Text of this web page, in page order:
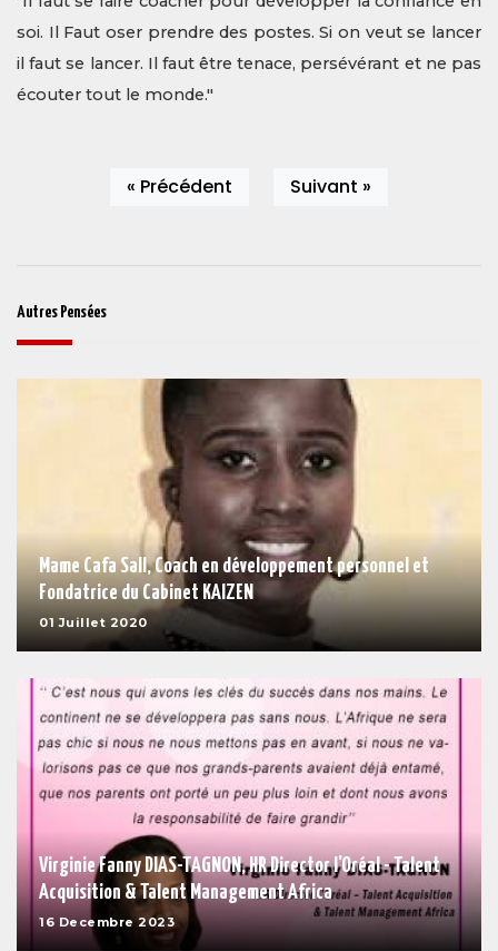
soi. Il Faut oser prendre des postes. Si on veut se lancer
il faut se lancer. Il faut être tenace, persévérant et ne pas
écouter tout le monde."
« Précédent Suivant »
Autres Pensées
Mame Cafa Sall, Coach en développement personnel et
Fondatrice du Cabinet KAIZEN
01 Juillet 2020
Virginie Fanny DIAS-TAGNON, HR Director l'Oréal - Talent
Acquisition & Talent Management Africa
16 Decembre 2023